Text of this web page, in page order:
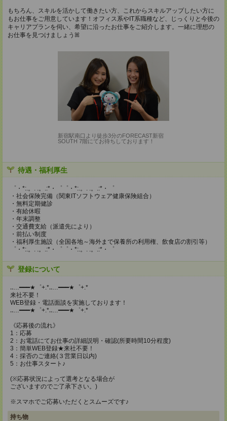
もちろん、スキルを活かして働きたい方、これからスキルアップしたい方に
もお仕事をご用意しています！オフィス系やIT系職種など、じっくりと今後の
キャリアプランを伺い、希望に沿ったお仕事をご紹介します。一緒に理想の
お仕事を見つけましょうꕤ
新宿駅南口より徒歩3分のFORECAST新宿
SOUTH 7階にてお待ちしております！
待遇・福利厚生
゜・*:.。. .。.:*・゜゜・*:.。. .。.:*・゜
・社会保険完備（関東ITソフトウェア健康保険組合）
・無料定期健診
・有給休暇
・年末調整
・交通費支給（派遣先により）
・前払い制度
・福利厚生施設（全国各地～海外まで保養所の利用権、飲食店の割引等）
゜・*:.。. .。.:*・゜゜・*:.。. .。.:*・゜
登録について
‥…━━━★゜+.*‥…━━━★゜+.*
来社不要！
WEB登録・電話面談を実施しております！
‥…━━━★゜+.*‥…━━━★゜+.*
《応募後の流れ》
1：応募
2：お電話にてお仕事の詳細説明・確認(所要時間10分程度)
3：簡単WEB登録★来社不要！
4：採否のご連絡(３営業日以内)
5：お仕事スタート♪
(※応募状況によって選考となる場合が
ございますのでご了承下さい。)
※スマホでご応募いただくとスムーズです♪
持ち物